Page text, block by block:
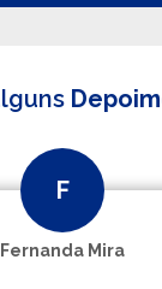
Fernanda Mira